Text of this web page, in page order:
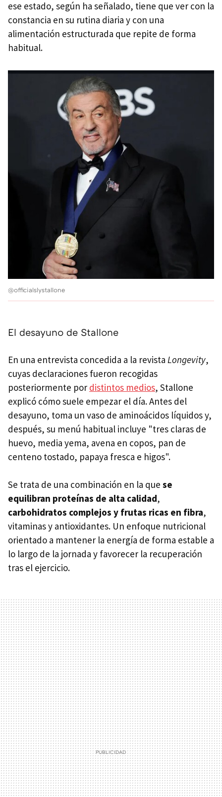
ese estado, según ha señalado, tiene que ver con la
constancia en su rutina diaria y con una
alimentación estructurada que repite de forma
habitual.
@officialslystallone
El desayuno de Stallone
En una entrevista concedida a la revista Longevity,
cuyas declaraciones fueron recogidas
posteriormente por distintos medios, Stallone
explicó cómo suele empezar el día. Antes del
desayuno, toma un vaso de aminoácidos líquidos y,
después, su menú habitual incluye "tres claras de
huevo, media yema, avena en copos, pan de
centeno tostado, papaya fresca e higos".
Se trata de una combinación en la que se
equilibran proteínas de alta calidad,
carbohidratos complejos y frutas ricas en fibra,
vitaminas y antioxidantes. Un enfoque nutricional
orientado a mantener la energía de forma estable a
lo largo de la jornada y favorecer la recuperación
tras el ejercicio.